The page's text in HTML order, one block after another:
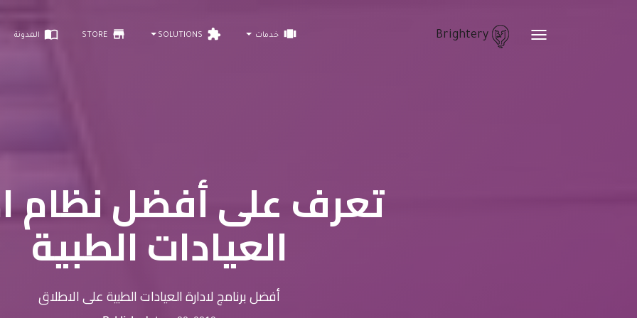
Toggle
navigation
Brightery
view_carousel خدمات extension
store
import_contacts المدونة
تعرف على أفضل نظام
العيادات الطبية
أفضل برنامج لادارة العيادات الطبية على الاطلاق